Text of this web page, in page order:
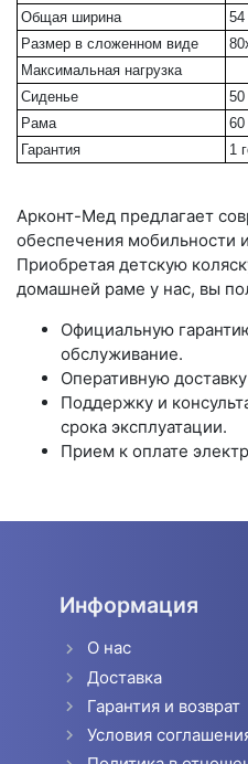
Общая ширина
Размер в сложенном виде
Максимальная нагрузка
Сиденье
50
Рама
60
Гарантия
1
Арконт-Мед предлагает
обеспечения мобильности
Приобретая детскую
домашней раме у нас, вы
Официальную
обслуживание.
Оперативную
Поддержку и
срока эксплуатации.
Прием к оплате
Информация
О нас
Доставка
Гарантия и возврат
Условия